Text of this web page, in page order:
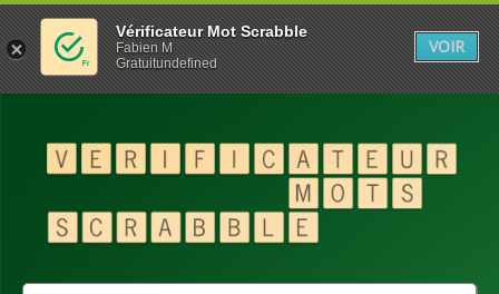
Vérificateur Mot Scrabble
Fabien M
Gratuitundefined
VOIR